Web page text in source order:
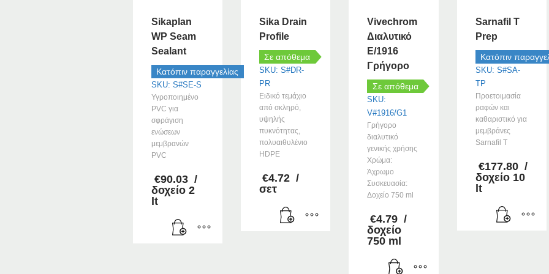
Sikaplan
WP Seam
Sealant
Κατόπιν παραγγελίας
SKU: S#SE-S
Υγροποιημένο
PVC για
σφράγιση
ενώσεων
μεμβρανών
PVC
€90.03 /
δοχείο 2
lt
Sika Drain
Profile
Σε απόθεμα
SKU: S#DR-
PR
Ειδικό τεμάχιο
από σκληρό,
υψηλής
πυκνότητας,
πολυαιθυλένιο
HDPE
€4.72 /
σετ
Vivechrom
Διαλυτικό
E/1916
Γρήγορο
Σε απόθεμα
SKU:
V#1916/G1
Γρήγορο
διαλυτικό
γενικής χρήσης
Χρώμα:
Άχρωμο
Συσκευασία:
Δοχείο 750 ml
€4.79 /
δοχείο
750 ml
Sarnafil T
Prep
Κατόπιν
SKU: S#SA-
TP
Προετοιμασία
ραφών και
καθαριστικό για
μεμβράνες
Sarnafil T
€177.80 /
δοχείο 10
lt